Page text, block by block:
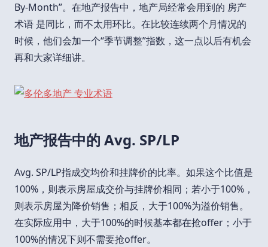
By-Month”。在地产报告中，地产局经常会用到的 房产
术语 是同比，而不太用环比。在比较连续两个月情况的
时候，他们会加一个“季节调整”指数，这一点以后有机会
再和大家详细讲。
地产报告中的 Avg. SP/LP
Avg. SP/LP指成交均价和挂牌价的比率。如果这个比值是
100%，则表示房屋成交价与挂牌价相同；若小于100%，
则表示房屋为降价销售；相反，大于100%为溢价销售。
在实际应用中，大于100%的时候基本都在抢offer；小于
100%的情况下则不需要抢offer。